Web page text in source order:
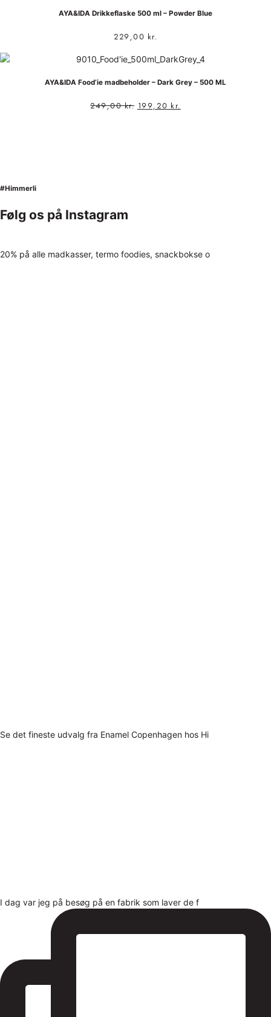
AYA&IDA Drikkeflaske 500 ml – Powder Blue
229,00 kr.
AYA&IDA Food’ie madbeholder – Dark Grey – 500 ML
249,00kr. 199,20 kr.
#Himmerli
Følg os på Instagram
20% på alle madkasser, termo foodies, snackbokse o
Se det fineste udvalg fra Enamel Copenhagen hos Hi
I dag var jeg på besøg på en fabrik som laver de f